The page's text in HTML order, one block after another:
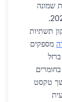
שמונה
משתמשים בברזל ממוחזר בצורה נרחבת ב 2026.
תשתיות
מספקים
טקסט